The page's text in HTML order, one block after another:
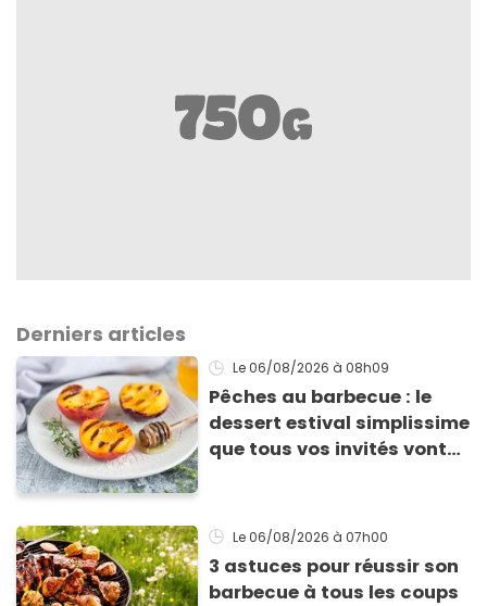
Derniers articles
Le 06/08/2026 à 08h09
Pêches au barbecue : le
dessert estival simplissime
que tous vos invités vont
Le 06/08/2026 à 07h00
3 astuces pour réussir son
barbecue à tous les coups